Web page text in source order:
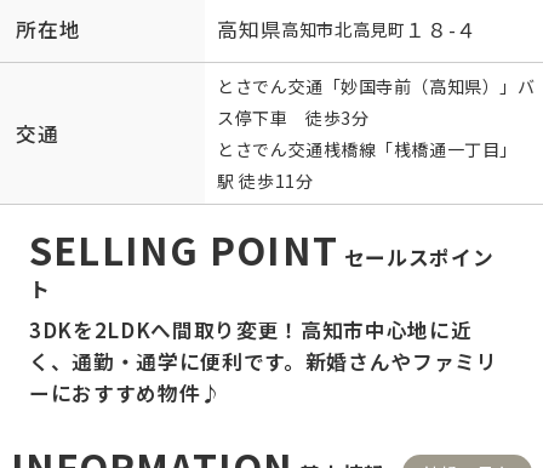
所在地 高知県高知市北高見町 １８-４
交通
とさでん交通「妙国寺前（高知県）」バ
ス停下車 徒歩3分
とさでん交通桟橋線 「桟橋通一丁目 」
駅 徒歩11分
SELLING POINT セールスポイン
ト
3DKを2LDKへ間取り変更！高知市中心地に近
く、通勤・通学に便利です。新婚さんやファミリ
ーにおすすめ物件♪